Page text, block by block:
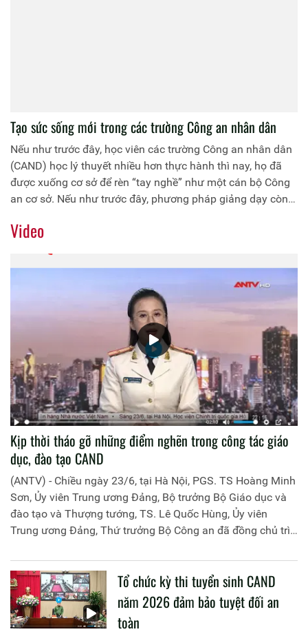
Tạo sức sống mới trong các trường Công an nhân dân
Nếu như trước đây, học viên các trường Công an nhân dân
(CAND) học lý thuyết nhiều hơn thực hành thì nay, họ đã
được xuống cơ sở để rèn “tay nghề” như một cán bộ Công
an cơ sở. Nếu như trước đây, phương pháp giảng dạy còn
đã có những đổi mới mạnh mẽ về phương pháp, lấy người
Video
Kịp thời tháo gỡ những điểm nghẽn trong công tác giáo
dục, đào tạo CAND
(ANTV) - Chiều ngày 23/6, tại Hà Nội, PGS. TS Hoàng Minh
Sơn, Ủy viên Trung ương Đảng, Bộ trưởng Bộ Giáo dục và
đào tạo và Thượng tướng, TS. Lê Quốc Hùng, Ủy viên
Trung ương Đảng, Thứ trưởng Bộ Công an đã đồng chủ trì
liên quan đến công tác giáo dục và đào tạo của lực lượng
CAND.
Tổ chức kỳ thi tuyển sinh CAND
năm 2026 đảm bảo tuyệt đối an
toàn